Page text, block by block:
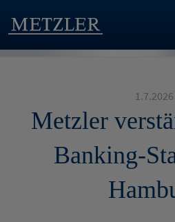
1.7.2026
Metzler
Banking-